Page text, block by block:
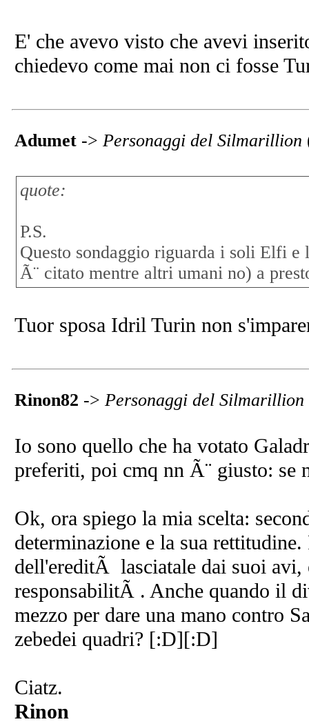
E' che avevo visto che avevi
chiedevo come mai non ci fosse
Adumet -> Personaggi del Silmarillion
quote:
P.S.
Questo sondaggio riguarda i soli Elfi
Ã¨ citato mentre altri umani no) a
Tuor sposa Idril Turin non
Rinon82 -> Personaggi del Silmarillion
Io sono quello che ha votato
preferiti, poi cmq nn Ã¨ giusto: se
Ok, ora spiego la mia scelta:
determinazione e la sua
dell'ereditÃ lasciatale dai suoi avi,
responsabilitÃ . Anche quando il
mezzo per dare una mano contro
zebedei quadri? [:D][:D]
Ciatz.
Rinon